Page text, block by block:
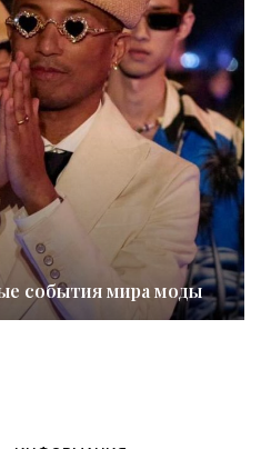
события мира моды